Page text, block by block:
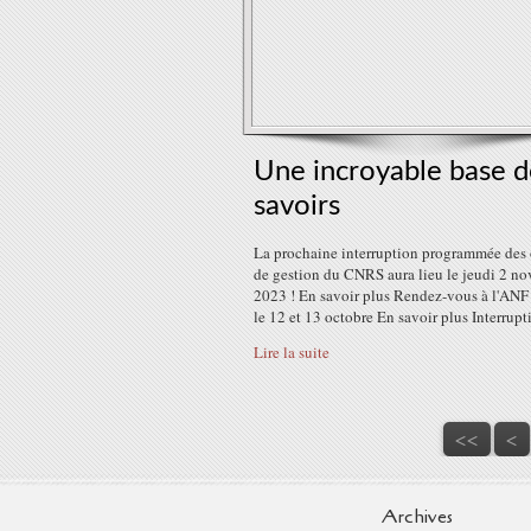
Une incroyable base
savoirs
La prochaine interruption programmée
de gestion du CNRS aura lieu le jeudi 2
2023 ! En savoir plus Rendez-vous à
le 12 et 13 octobre En savoir plus
Lire la suite
<< <
Archives